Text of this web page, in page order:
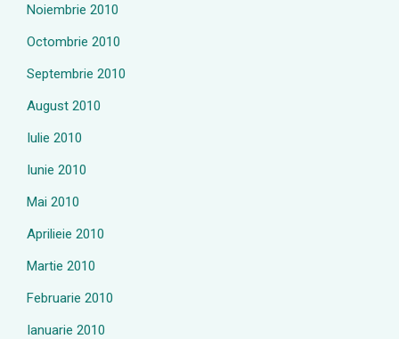
Noiembrie 2010
Octombrie 2010
Septembrie 2010
August 2010
Iulie 2010
Iunie 2010
Mai 2010
Aprilieie 2010
Martie 2010
Februarie 2010
Ianuarie 2010